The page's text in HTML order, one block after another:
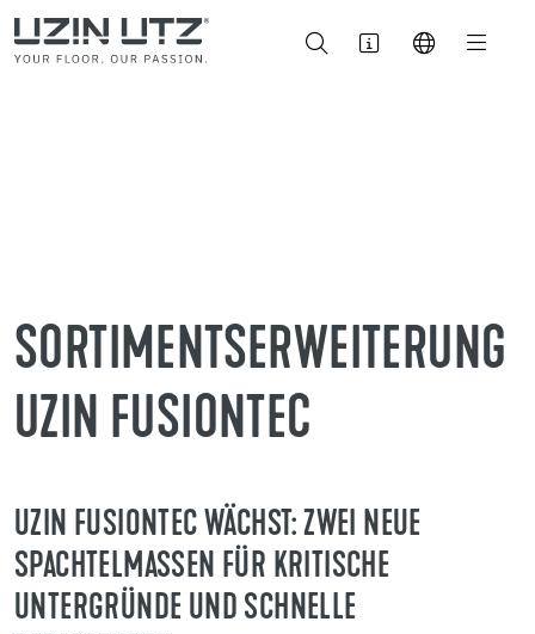
SORTIMENTSERWEITERUNG
UZIN FUSIONTEC
UZIN FUSIONTEC WÄCHST: ZWEI NEUE
SPACHTELMASSEN FÜR KRITISCHE
UNTERGRÜNDE UND SCHNELLE